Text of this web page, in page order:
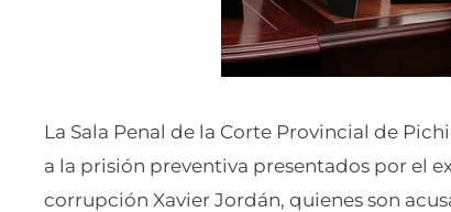
La Sala Penal de la Corte Provincial de
a la prisión preventiva presentados por el
corrupción Xavier Jordán, quienes son